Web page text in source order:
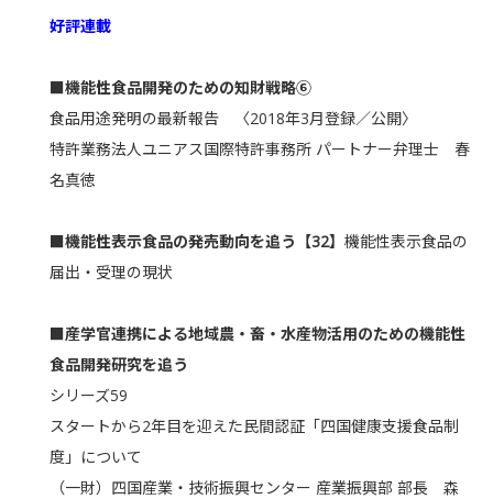
好評連載
■機能性食品開発のための知財戦略⑥
食品用途発明の最新報告 〈2018年3月登録／公開〉
特許業務法人ユニアス国際特許事務所 パートナー弁理士 春
名真徳
■機能性表示食品の発売動向を追う【32】 機能性表示食品の
届出・受理の現状
■産学官連携による地域農・畜・水産物活用のための機能性
食品開発研究を追う
シリーズ59
スタートから2年目を迎えた民間認証「四国健康支援食品制
度」について
（一財）四国産業・技術振興センター 産業振興部 部長 森